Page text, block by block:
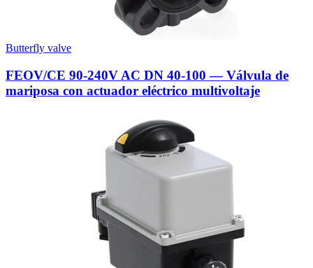
Butterfly valve
FEOV/CE 90-240V AC DN 40-100 — Válvula de
mariposa con actuador eléctrico multivoltaje